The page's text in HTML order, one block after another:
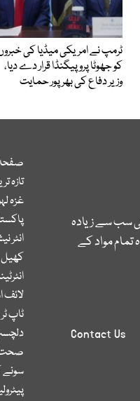
ٹرمپ نے امریکی میڈیا کی
کو جھوٹا پروپیگنڈا قرار دے دیا،
وزیر دفاع کی بھرپور حمایت
سب سے زیادہ
مواد کے
Contact Us
تازہ
غزہ
انٹر
کھیل
لائف
ٹاپ
سونے